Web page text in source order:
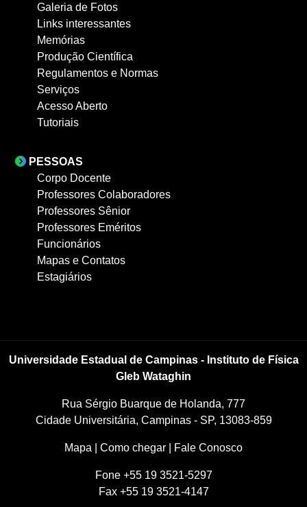
Galeria de Fotos
Links interessantes
Memórias
Produção Científica
Regulamentos e Normas
Serviços
Acesso Aberto
Tutoriais
PESSOAS
Corpo Docente
Professores Colaboradores
Professores Sênior
Professores Eméritos
Funcionários
Mapas e Contatos
Estagiários
Universidade Estadual de Campinas - Instituto de Física
Gleb Wataghin
Rua Sérgio Buarque de Holanda, 777
Cidade Universitária, Campinas - SP, 13083-859
Mapa Como chegar Fale Conosco
Fone +55 19 3521-5297
Fax +55 19 3521-4147